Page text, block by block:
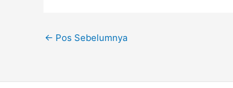
← Pos Sebelumnya